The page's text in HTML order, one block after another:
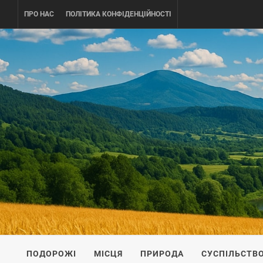
content
ПРО НАС ПОЛІТИКА КОНФІДЕНЦІЙНОСТІ
UKRAINE-
ПОДОРОЖI ПО УКРАЇНІ
ПОДОРОЖІ МІСЦЯ ПРИРОДА